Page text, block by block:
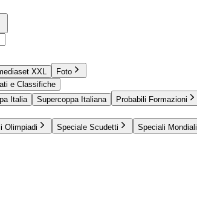
XXL
Foto
e Classifiche
Italia Supercoppa Italiana Probabili Formazioni
Olimpiadi Speciale Scudetti Speciali Mondiali